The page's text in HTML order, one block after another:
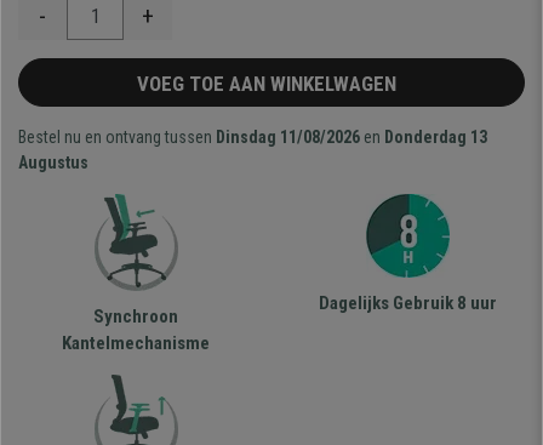
- +
VOEG TOE AAN WINKELWAGEN
Bestel nu en ontvang tussen Dinsdag 11/08/2026 en Donderdag 13
Augustus
Synchroon
Kantelmechanisme
Dagelijks Gebruik 8 uur